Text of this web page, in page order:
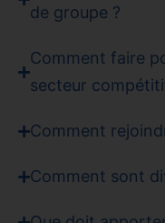
de groupe ?
Comment faire
secteur
Comment
Comment sont